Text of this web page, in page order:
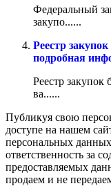
Федеральный
закупо......
Реестр
подробная
Реестр закупок
ва......
Публикуя свою
доступе на нашем
персональных
ответственность за
предоставляемых
продаем и не